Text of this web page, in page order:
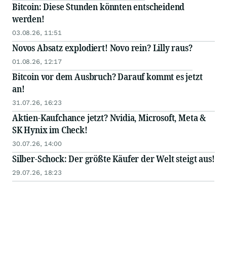
Bitcoin: Diese Stunden könnten entscheidend
werden!
03.08.26, 11:51
Novos Absatz explodiert! Novo rein? Lilly raus?
01.08.26, 12:17
Bitcoin vor dem Ausbruch? Darauf kommt es jetzt
an!
31.07.26, 16:23
Aktien-Kaufchance jetzt? Nvidia, Microsoft, Meta &
SK Hynix im Check!
30.07.26, 14:00
Silber-Schock: Der größte Käufer der Welt steigt aus!
29.07.26, 18:23